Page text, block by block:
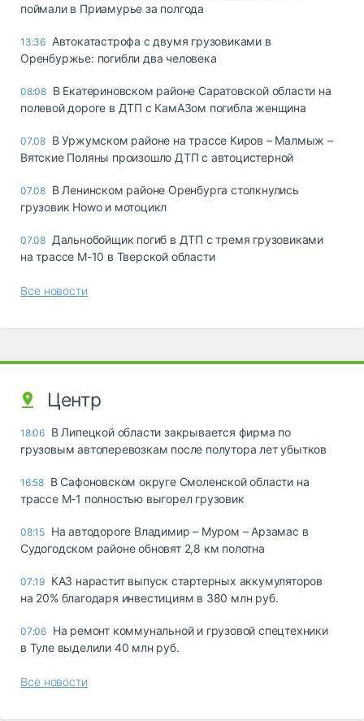
поймали в Приамурье за полгода
13:36 Автокатастрофа с двумя грузовиками в
Оренбуржье: погибли два человека
08:08 В Екатериновском районе Саратовской области на
полевой дороге в ДТП с КамАЗом погибла женщина
07.08 В Уржумском районе на трассе Киров – Малмыж –
Вятские Поляны произошло ДТП с автоцистерной
07.08 В Ленинском районе Оренбурга столкнулись
грузовик Howo и мотоцикл
07.08 Дальнобойщик погиб в ДТП с тремя грузовиками
на трассе М-10 в Тверской области
Все новости
Центр
18:06 В Липецкой области закрывается фирма по
грузовым автоперевозкам после полутора лет убытков
16:58 В Сафоновском округе Смоленской области на
трассе М-1 полностью выгорел грузовик
08:15 На автодороге Владимир – Муром – Арзамас в
Судогодском районе обновят 2,8 км полотна
07:19 КАЗ нарастит выпуск стартерных аккумуляторов
на 20% благодаря инвестициям в 380 млн руб.
07:06 На ремонт коммунальной и грузовой спецтехники
в Туле выделили 40 млн руб.
Все новости